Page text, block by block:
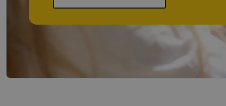
Pavadinimas
_tt_enable_cookie